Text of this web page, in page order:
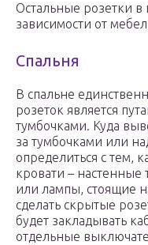
Остальные розетки в
зависимости от
Спальня
В спальне
розеток является
тумбочками. Куда
за тумбочками или
определиться с тем,
кровати –
или лампы, стоящие
сделать скрытые
будет закладывать
отдельные